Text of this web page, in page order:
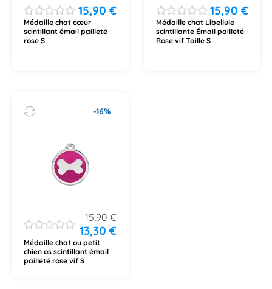
15,90 €
Médaille chat cœur
scintillant émail pailleté
rose S
15,90€
Médaille chat Libellule
scintillante Émail pailleté
Rose vif Taille S
-16%
15,90€
13,30 €
Médaille chat ou petit
chien os scintillant émail
pailleté rose vif S